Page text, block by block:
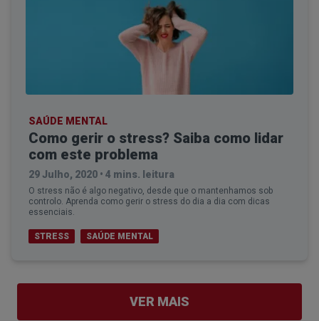
SAÚDE MENTAL
Como gerir o stress? Saiba como lidar
com este problema
29 Julho, 2020 • 4 mins. leitura
O stress não é algo negativo, desde que o mantenhamos sob
controlo. Aprenda como gerir o stress do dia a dia com dicas
essenciais.
STRESS SAÚDE MENTAL
VER MAIS